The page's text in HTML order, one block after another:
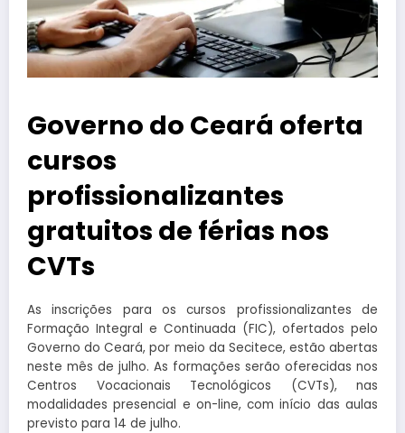
Governo do Ceará oferta
cursos
profissionalizantes
gratuitos de férias nos
CVTs
As inscrições para os cursos profissionalizantes de
Formação Integral e Continuada (FIC), ofertados pelo
Governo do Ceará, por meio da Secitece, estão abertas
neste mês de julho. As formações serão oferecidas nos
Centros Vocacionais Tecnológicos (CVTs), nas
modalidades presencial e on-line, com início das aulas
previsto para 14 de julho.